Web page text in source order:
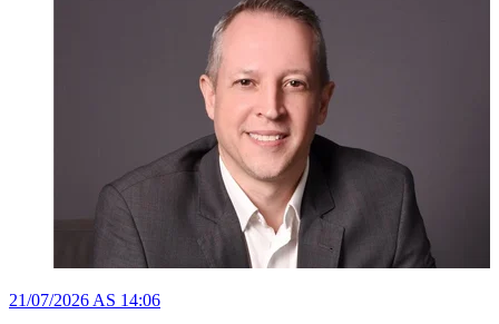
21/07/2026 AS 14:06